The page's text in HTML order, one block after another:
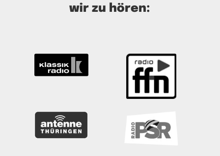
wir zu hören: